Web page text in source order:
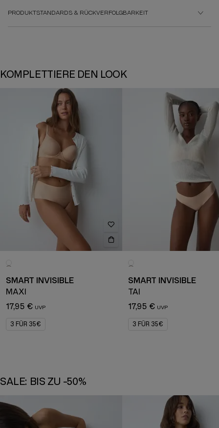
PRODUKTSTANDARDS & RÜCKVERFOLGBARKEIT
KOMPLETTIERE DEN LOOK
SMART INVISIBLE
MAXI
17,95 €
3 FÜR 35€
SMART INVISIBLE
TAI
17,95 €
3 FÜR 35€
SALE: BIS ZU -50%